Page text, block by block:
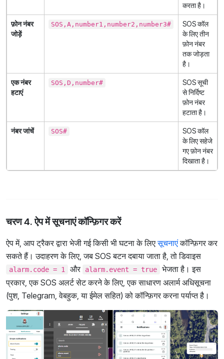
करता है।
फ़ोन नंबर
जोड़ें
SOS,A,number1,number2,number3#
SOS कॉल
के लिए तीन
फ़ोन नंबर
तक जोड़ता
है।
एक नंबर
हटाएं
SOS,D,number#
SOS सूची
से निर्दिष्ट
फ़ोन नंबर
हटाता है।
नंबर जांचें SOS#
SOS कॉल
के लिए सहेजे
गए फ़ोन नंबर
दिखाता है।
चरण 4. ऐप में सूचनाएं कॉन्फ़िगर करें
ऐप में, आप ट्रैकर द्वारा भेजी गई किसी भी घटना के लिएसूचनाएंकॉन्फ़िगर कर
सकते हैं। उदाहरण के लिए, जब SOS बटन दबाया जाता है, तो डिवाइस
alarm.code = 1 और alarm.event = true
भेजता है। इस
प्रकार, एक SOS अलर्ट सेट करने के लिए, एक साधारण अलार्म अधिसूचना
(पुश, Telegram, वेबहुक, या ईमेल सहित) को कॉन्फ़िगर करना पर्याप्त है।